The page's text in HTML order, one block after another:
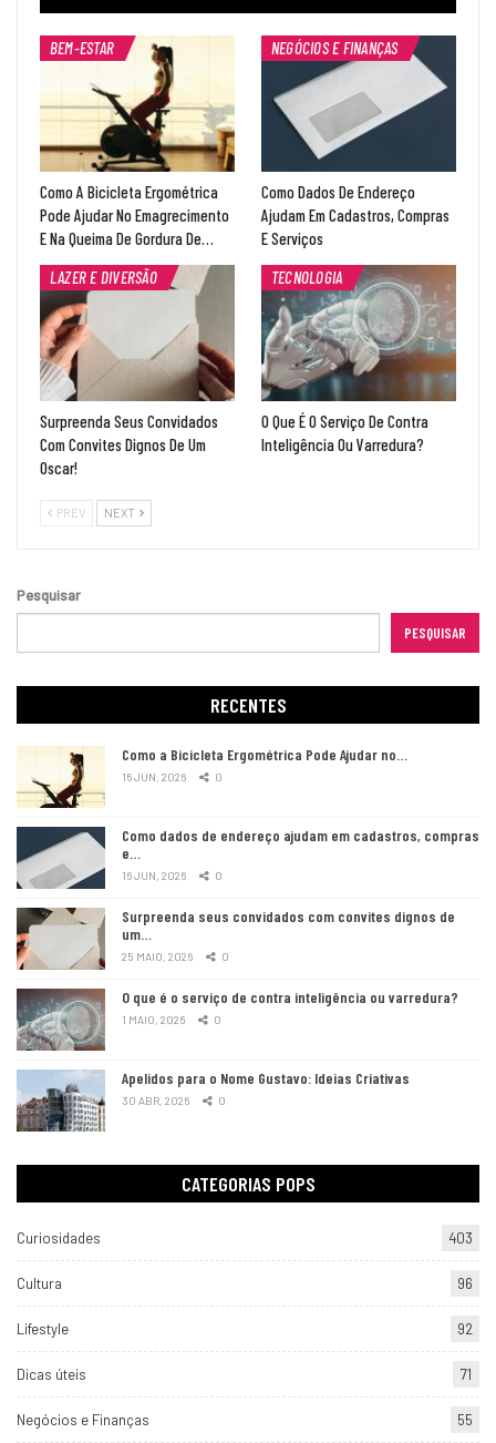
BEM-ESTAR
Como A Bicicleta Ergométrica
Pode Ajudar No Emagrecimento
E Na Queima De Gordura De…
NEGÓCIOS E FINANÇAS
Como Dados De Endereço
Ajudam Em Cadastros, Compras
E Serviços
LAZER E DIVERSÃO
Surpreenda Seus Convidados
Com Convites Dignos De Um
Oscar!
TECNOLOGIA
O Que É O Serviço De Contra
Inteligência Ou Varredura?
PREV NEXT
Pesquisar
PESQUISAR
RECENTES
Como a Bicicleta Ergométrica Pode Ajudar no…
16 JUN, 2026 0
Como dados de endereço ajudam em cadastros, compras
e…
16 JUN, 2026 0
Surpreenda seus convidados com convites dignos de
um…
25 MAIO, 2026 0
O que é o serviço de contra inteligência ou varredura?
1 MAIO, 2026 0
Apelidos para o Nome Gustavo: Ideias Criativas
30 ABR, 2026 0
CATEGORIAS POPS
Curiosidades 403
Cultura 96
Lifestyle 92
Dicas úteis 71
Negócios e Finanças 55